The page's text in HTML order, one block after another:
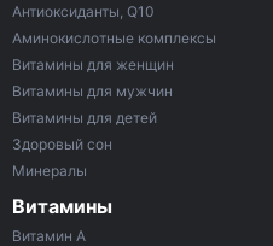
Антиоксиданты, Q10
Аминокислотные комплексы
Витамины для женщин
Витамины для мужчин
Витамины для детей
Здоровый сон
Минералы
Витамины
Витамин A